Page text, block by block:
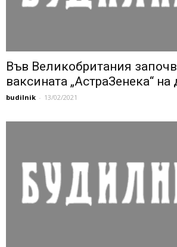
Във Великобритания
ваксината „АстраЗенека“ на
budilnik - 13/02/2021